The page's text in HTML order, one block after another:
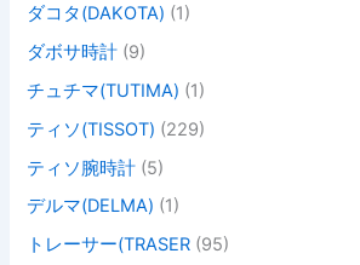
ダコタ(DAKOTA) (1)
ダボサ時計 (9)
チュチマ(TUTIMA) (1)
ティソ(TISSOT) (229)
ティソ腕時計 (5)
デルマ(DELMA) (1)
トレーサー(TRASER (95)